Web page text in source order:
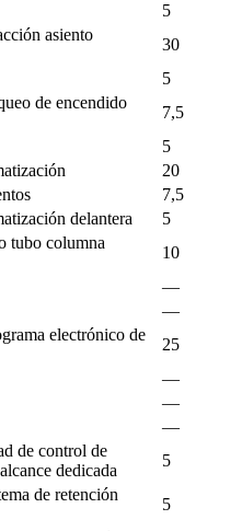
5
asiento
30
5
de encendido
7,5
5
20
7,5
delantera
5
tubo columna
10
—
—
electrónico de
25
—
—
—
de control de
dedicada
5
de retención
5